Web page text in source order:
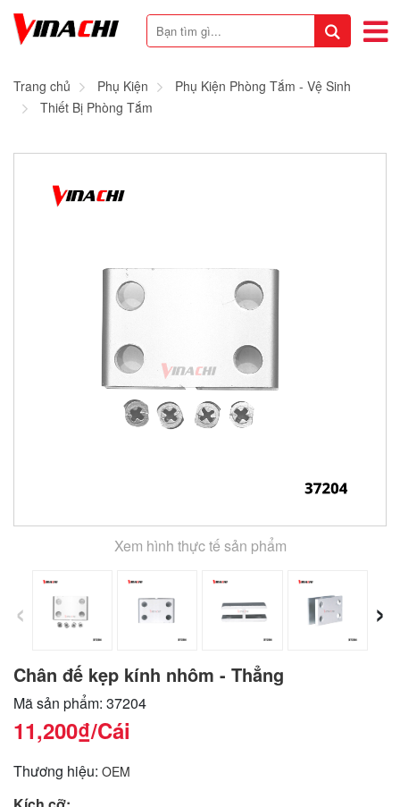
Trang chủ Phụ Kiện
Phụ Kiện Phòng Tắm - Vệ Sinh
Thiết Bị Phòng Tắm
Xem hình thực tế sản phẩm
‹ ›
Chân đế kẹp kính nhôm - Thẳng
Mã sản phẩm: 37204
11,200₫/Cái
Thương hiệu: OEM